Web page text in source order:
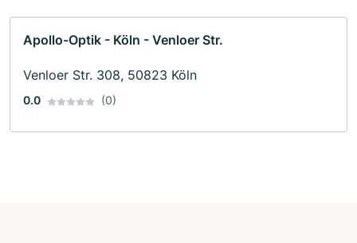
Apollo-Optik - Köln - Venloer Str.
Venloer Str. 308, 50823 Köln
0.0 (0)